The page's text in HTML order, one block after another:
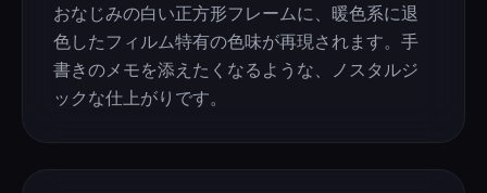
おなじみの白い正方形フレームに、暖色系に退
色したフィルム特有の色味が再現されます。手
書きのメモを添えたくなるような、ノスタルジ
ックな仕上がりです。